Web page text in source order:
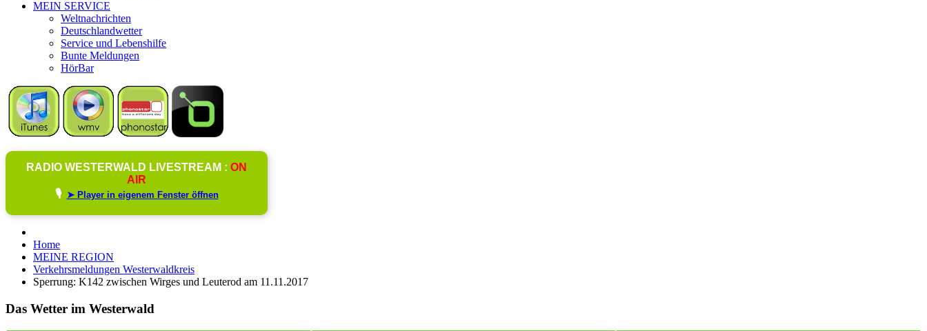
MEIN SERVICE
Weltnachrichten
Deutschlandwetter
Service und Lebenshilfe
Bunte Meldungen
HörBar
RADIO WESTERWALD LIVESTREAM : ON
AIR
🎙️ ➤ Player in eigenem Fenster öffnen
Home
MEINE REGION
Verkehrsmeldungen Westerwaldkreis
Sperrung: K142 zwischen Wirges und Leuterod am 11.11.2017
Das Wetter im Westerwald